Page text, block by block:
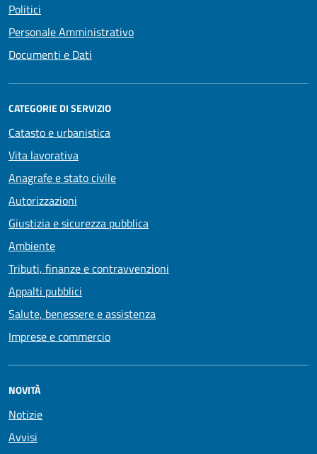
Politici
Personale Amministrativo
Documenti e Dati
CATEGORIE DI SERVIZIO
Catasto e urbanistica
Vita lavorativa
Anagrafe e stato civile
Autorizzazioni
Giustizia e sicurezza pubblica
Ambiente
Tributi, finanze e contravvenzioni
Appalti pubblici
Salute, benessere e assistenza
Imprese e commercio
NOVITÀ
Notizie
Avvisi